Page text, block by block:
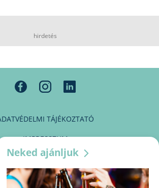
hirdetés
TÁJÉKOZTATÓ
IMPRESSZUM
MÉDIAAJÁNLAT
PARTNEREINK
Neked ajánljuk